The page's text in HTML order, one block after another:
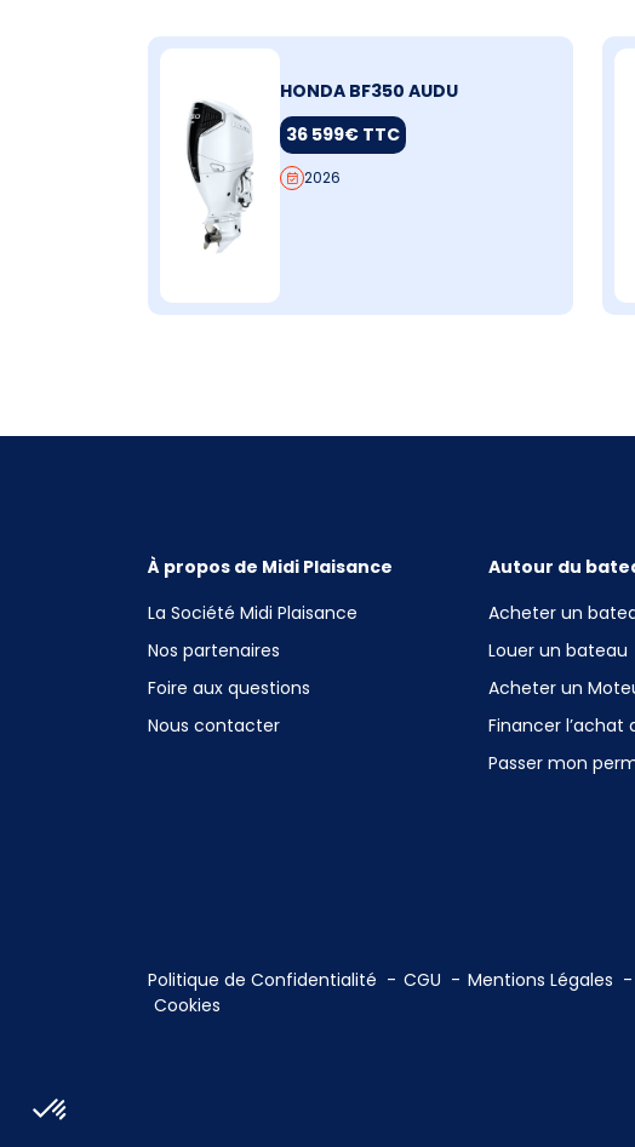
Notre plateforme vous permet d'adapter et de gérer vos paramètres de
HONDA BF350 AUDU
36 599€ TTC
2026
À propos de Midi Plaisance
La Société Midi Plaisance
Nos partenaires
Foire aux questions
Nous contacter
Autour du
Acheter un
Louer un bateau
Acheter un
Financer
Passer mon
Politique de Confidentialité CGU Mentions Légales
Cookies